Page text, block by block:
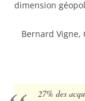
dimension
Bernard Vigne,
27% des